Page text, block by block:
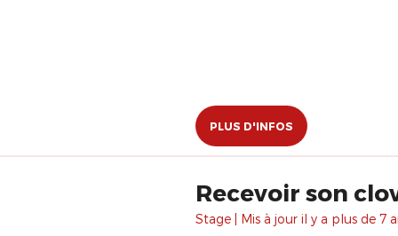
PLUS D'INFOS
Recevoir son
Stage | Mis à jour il y a plus de 7